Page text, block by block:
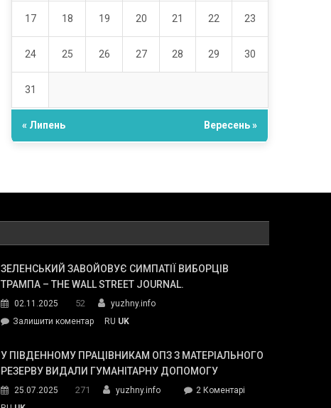
17 18 19 20 21 22 23
24 25 26 27 28 29 30
31
« Липень Вересень »
ЗЕЛЕНСЬКИЙ ЗАВОЙОВУЄ СИМПАТІЇ ВИБОРЦІВ
ТРАМПА – THE WALL STREET JOURNAL.
02.11.2025 52
yuzhny.info
Залишити коментарon
завойовує
симпатії
Трампа
RU UK
У ПІВДЕННОМУ ПРАЦІВНИКАМ ОПЗ З МАТЕРІАЛЬНОГО
РЕЗЕРВУ ВИДАЛИ ГУМАНІТАРНУ ДОПОМОГУ
25.07.2025 271 yuzhny.info 2 Коментарідо